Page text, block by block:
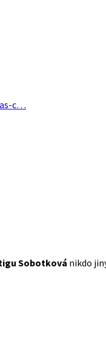
c…
Sobotková nikdo